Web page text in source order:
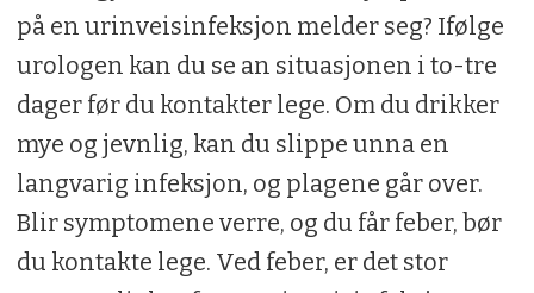
på en urinveisinfeksjon melder seg? Ifølge
urologen kan du se an situasjonen i to-tre
dager før du kontakter lege. Om du drikker
mye og jevnlig, kan du slippe unna en
langvarig infeksjon, og plagene går over.
Blir symptomene verre, og du får feber, bør
du kontakte lege. Ved feber, er det stor